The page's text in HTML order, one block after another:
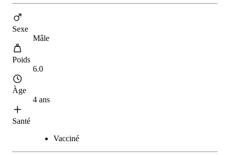
Sexe
Mâle
Poids
6.0
Àge
4 ans
Santé
Vacciné